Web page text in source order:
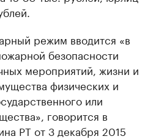
режим вводится «в
безопасности
мероприятий, жизни и
физических и
или
говорится в
РТ от 3 декабря 2015